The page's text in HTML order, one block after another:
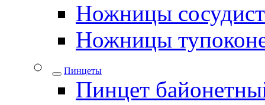
Ножницы
Ножницы
Пинцеты
Пинцет